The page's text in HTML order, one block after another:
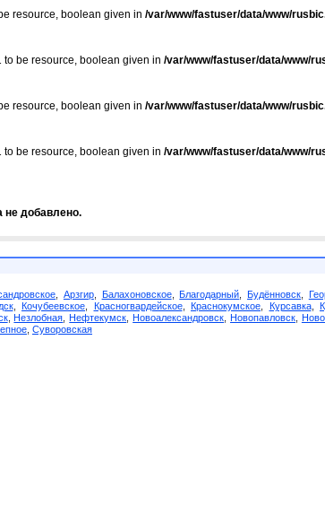
resource, boolean given in /var/www/fastuser/data/www/
be resource, boolean given in /var/www/fastuser/data/www/
resource, boolean given in /var/www/fastuser/data/www/
be resource, boolean given in /var/www/fastuser/data/www/
не добавлено.
Арзгир, Балахоновское,Благодарный ,Будённовск
, Кочубеевское Красногвардейское, Краснокумское Курсавка,
,Незлобная ,Нефтекумск ,Новоалександровск ,Новопавловск
Суворовская